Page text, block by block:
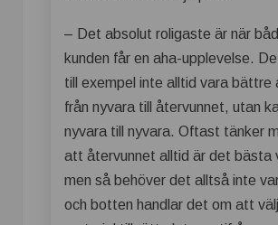
– Det absolut roligaste är när
kunden får en aha-upplevelse.
till exempel inte alltid vara bättre
från nyvara till återvunnet, utan
nyvara till nyvara. Oftast tänker
att återvunnet alltid är det bästa
men så behöver det alltså inte
och botten handlar det om att